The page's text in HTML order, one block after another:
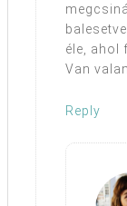
éle, ahol
Van
Reply